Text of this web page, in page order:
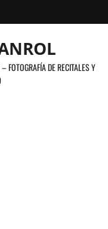
FOTOGRAFÍA DE RECITALES Y